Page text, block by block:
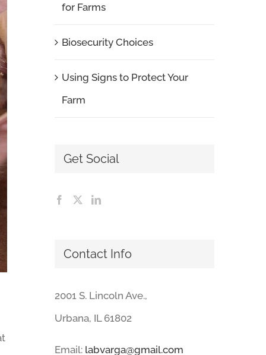
for Farms
Biosecurity Choices
Using Signs to Protect Your
Farm
Get Social
Contact Info
2001 S. Lincoln Ave.,
Urbana, IL 61802
Email: labvarga@gmail.com